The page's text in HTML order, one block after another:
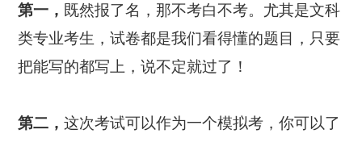
第一， 既然报了名，那不考白不考。尤其是文科
类专业考生，试卷都是我们看得懂的题目，只要
把能写的都写上，说不定就过了！
第二，这次考试可以作为一个模拟考，你可以了